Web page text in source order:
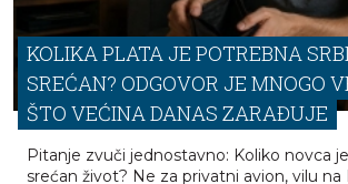
KOLIKA PLATA JE POTREBNA
SREĆAN? ODGOVOR JE MNOGO
ŠTO VEĆINA DANAS ZARAĐUJE